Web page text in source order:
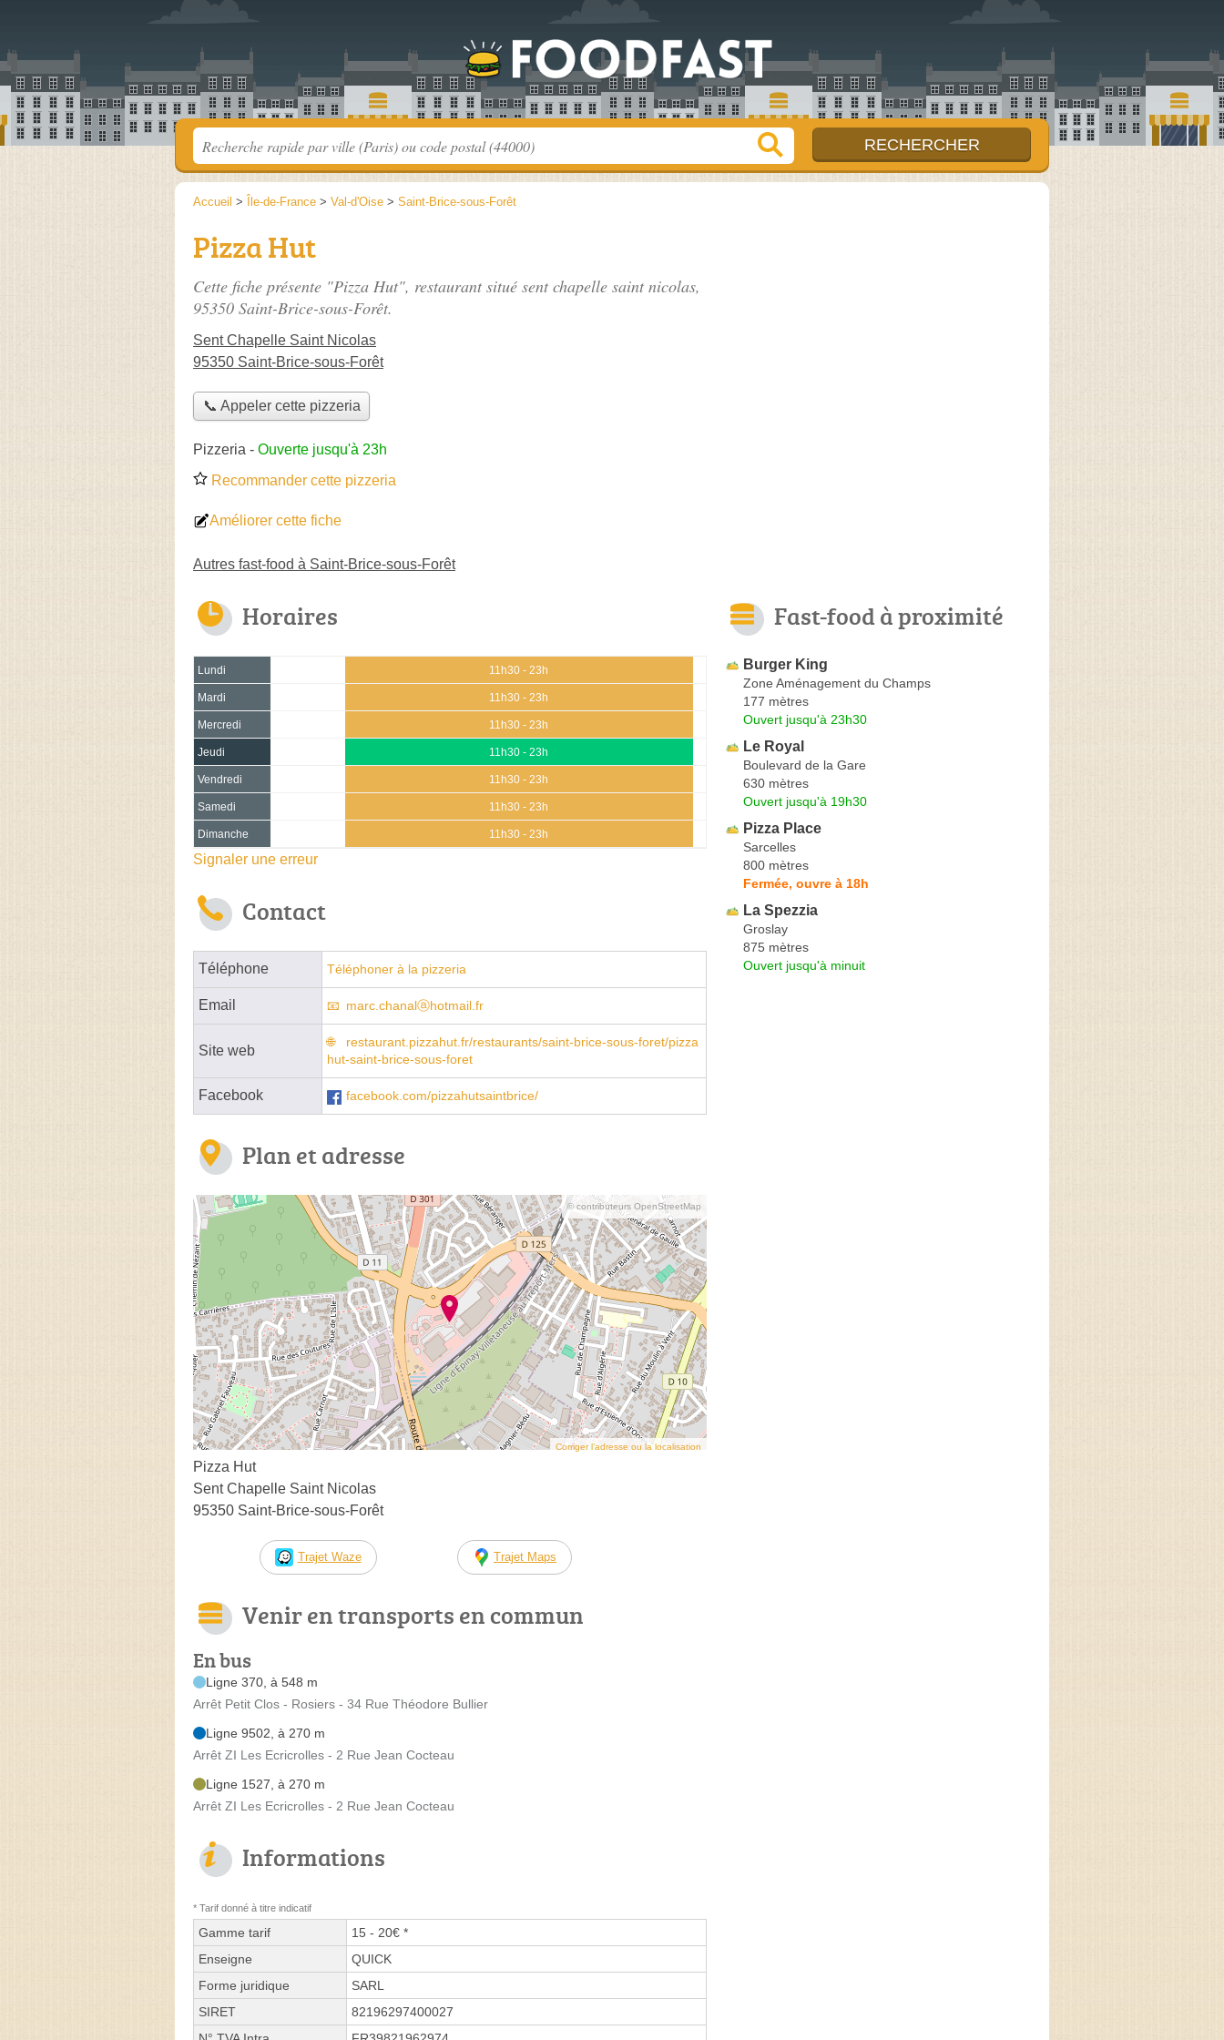
Accueil > Île-de-France > Val-d'Oise > Saint-Brice-sous-Forêt
Pizza Hut
Cette fiche présente "Pizza Hut", restaurant situé sent chapelle saint nicolas,
95350 Saint-Brice-sous-Forêt.
Sent Chapelle Saint Nicolas
95350 Saint-Brice-sous-Forêt
📞 Appeler cette pizzeria
Pizzeria - Ouverte jusqu'à 23h
Recommander cette pizzeria
Améliorer cette fiche
Autres fast-food à Saint-Brice-sous-Forêt
Horaires
Lundi 11h30 - 23h
Mardi 11h30 - 23h
Mercredi 11h30 - 23h
Jeudi 11h30 - 23h
Vendredi 11h30 - 23h
Samedi 11h30 - 23h
Dimanche 11h30 - 23h
Signaler une erreur
Contact
Téléphone Téléphoner à la pizzeria
Email marc.chanalⓐhotmail.fr
Site web
restaurant.pizzahut.fr/restaurants/saint-brice-sous-foret/pizza
hut-saint-brice-sous-foret
Facebook facebook.com/pizzahutsaintbrice/
Plan et adresse
© contributeurs OpenStreetMap
Corriger l’adresse ou la localisation
Pizza Hut
Sent Chapelle Saint Nicolas
95350 Saint-Brice-sous-Forêt
Trajet Waze Trajet Maps
Venir en transports en commun
En bus
Ligne 370, à 548 m
Arrêt Petit Clos - Rosiers - 34 Rue Théodore Bullier
Ligne 9502, à 270 m
Arrêt ZI Les Ecricrolles - 2 Rue Jean Cocteau
Ligne 1527, à 270 m
Arrêt ZI Les Ecricrolles - 2 Rue Jean Cocteau
Informations
* Tarif donné à titre indicatif
Gamme tarif
15 - 20€ *
Enseigne
QUICK
Forme juridique
SARL
SIRET
82196297400027
Fast-food à proximité
Burger King
Zone Aménagement du Champs
177 mètres
Ouvert jusqu'à 23h30
Le Royal
Boulevard de la Gare
630 mètres
Ouvert jusqu'à 19h30
Pizza Place
Sarcelles
800 mètres
Fermée, ouvre à 18h
La Spezzia
Groslay
875 mètres
Ouvert jusqu'à minuit